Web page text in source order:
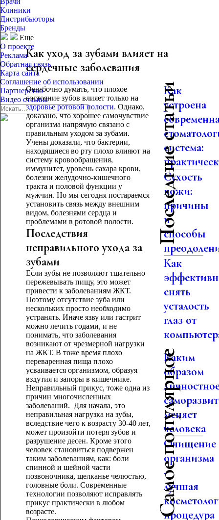
Клиники
Дистрибьюторы
Бренды
Еще
О проекте
Реклама
Обратная связь
Карта сайта
Соглашение об использовании
Партнерство
Видео отзывы
Как уход за зубами влияет на
сердечные заболевания
Ошибочно думать, что плохое
состояние зубов влияет только на
здоровье ротовой полости. Однако,
доказано, что хорошее самочувствие
организма напрямую связано с
правильным уходом за зубами.
Учены доказали, что бактерии,
находящиеся во рту плохо влияют на
систему кровообращения,
иммунитет, уровень сахара крови,
болезни желудочно-кишечного
тракта и половой функции у
мужчин. Но мы сегодня постараемся
установить связь между внешним
видом, болезнями сердца и
проблемами в ротовой полости.
Последствия
неправильного ухода за
зубами
Если зубы не позволяют тщательно
пережевывать пищу, это может
привести к заболеваниям ЖКТ.
Поэтому отсутствие зуба или
нескольких просто необходимо
устранять. Иначе язву или гастрит
можно лечить годами, и не
понимать, что заболевания
возникают от чрезмерной нагрузки
на ЖКТ. В тоже время плохо
переваренная пища плохо
усваивается организмом, образуя
вздутия и запоры в кишечнике.
Неправильный прикус, тоже одна из
причин многочисленных
заболеваний. Для начала, это
неправильная нагрузка на зубы,
вследствие чего к возрасту 30-40 лет,
может произойти потеря зубов и
разрушение десен. Кроме этого
человек становиться подвержен
таким заболеваниям, как: боли
спинной и шейной части
позвоночника, щелканье челюстью,
головные боли. Современные
технологии позволяют исправлять
прикус практически в любом
возрасте.
Последние статьи
Как
устроена
система:
Сухость
кожи:
причины
и
способы
Как
снять
усталость
глаз от
Самое популярное
Каким
образом
меняет
человека
Очищение
организма
-
лучшая
процедура